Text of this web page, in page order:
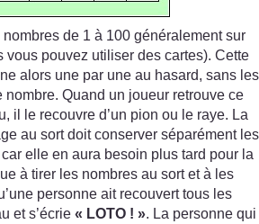
de 1 à 100 généralement sur
vous pouvez utiliser des cartes). Cette
alors une par une au hasard, sans les
nombre. Quand un joueur retrouve ce
il le recouvre d’un pion ou le raye. La
au sort doit conserver séparément les
elle en aura besoin plus tard pour la
à tirer les nombres au sort et à les
personne ait recouvert tous les
et s’écrie « LOTO ! ». La personne qui